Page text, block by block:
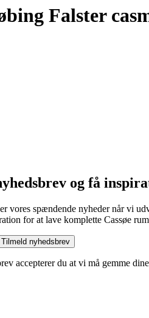
Falster
og få
vores spændende nyheder når vi
for at lave komplette Cassøe
Tilmeld nyhedsbrev
accepterer du at vi må gemme